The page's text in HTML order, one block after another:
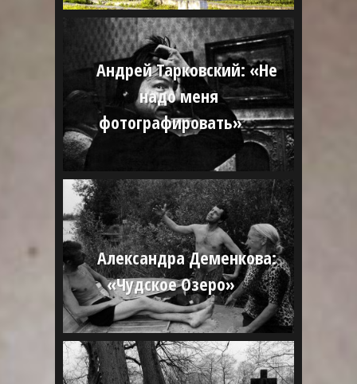
Андрей Тарковский: «Не
надо меня
фотографировать»
Александра Деменкова:
«Чудское Озеро»